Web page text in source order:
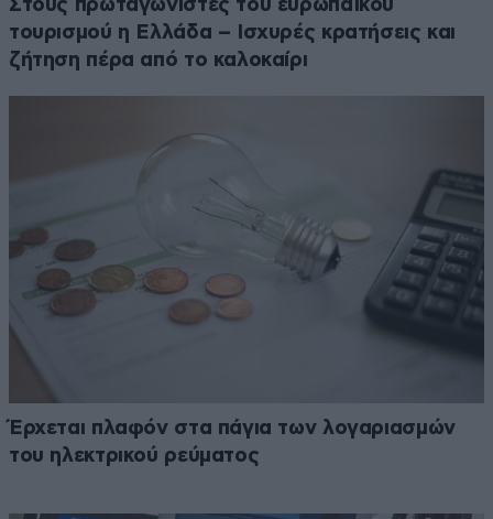
Στους πρωταγωνιστές του ευρωπαϊκού
τουρισμού η Ελλάδα – Ισχυρές κρατήσεις και
ζήτηση πέρα από το καλοκαίρι
Έρχεται πλαφόν στα πάγια των λογαριασμών
του ηλεκτρικού ρεύματος